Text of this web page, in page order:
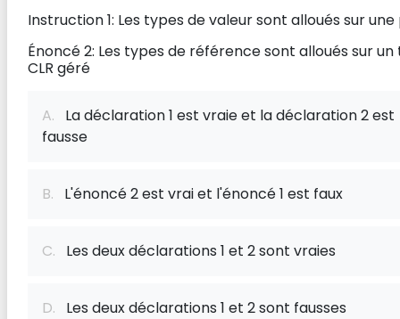
Instruction 1: Les types de valeur sont alloués sur une
Énoncé 2: Les types de référence sont alloués sur un
CLR géré
A. La déclaration 1 est vraie et la déclaration 2 est
fausse
B. L'énoncé 2 est vrai et l'énoncé 1 est faux
C. Les deux déclarations 1 et 2 sont vraies
D. Les deux déclarations 1 et 2 sont fausses